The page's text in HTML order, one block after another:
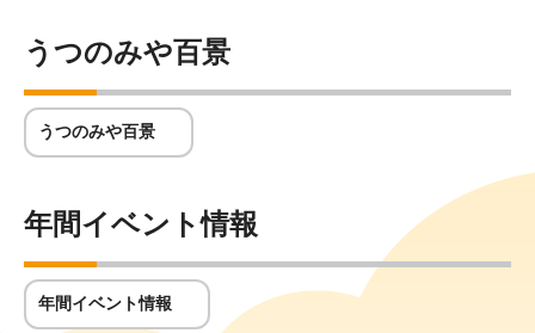
うつのみや百景
うつのみや百景
年間イベント情報
年間イベント情報